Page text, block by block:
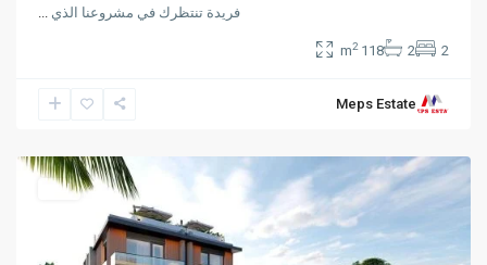
فريدة تنتظرك في مشروعنا الذي ...
2
2
118 m
2
Meps EstateAlsancak,
للبيع